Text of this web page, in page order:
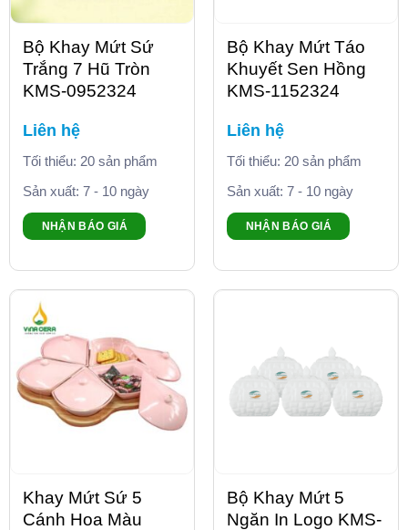
Bộ Khay Mứt Sứ
Trắng 7 Hũ Tròn
KMS-0952324
Liên hệ
Tối thiểu: 20 sản phẩm
Sản xuất: 7 - 10 ngày
NHẬN BÁO GIÁ
Bộ Khay Mứt Táo
Khuyết Sen Hồng
KMS-1152324
Liên hệ
Tối thiểu: 20 sản phẩm
Sản xuất: 7 - 10 ngày
NHẬN BÁO GIÁ
Khay Mứt Sứ 5
Cánh Hoa Màu
Bộ Khay Mứt 5
Ngăn In Logo KMS-